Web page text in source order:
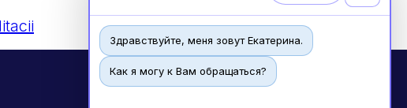
Здравствуйте, меня зовут Екатерина.
Как я могу к Вам обращаться?
Новые курсы